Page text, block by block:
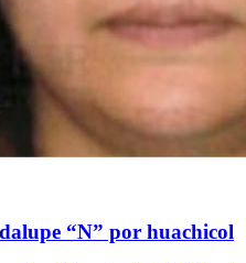
“N” por huachicol